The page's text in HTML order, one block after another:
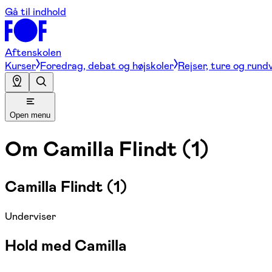
Gå til indhold
Aftenskolen
Kurser Foredrag, debat og højskoler Rejser, ture og
Open menu
Om Camilla Flindt (1)
Camilla Flindt (1)
Underviser
Hold med Camilla